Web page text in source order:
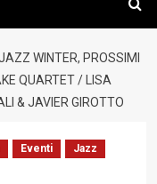
WINTER, PROSSIMI
QUARTET / LISA
& JAVIER GIROTTO
Eventi
Jazz